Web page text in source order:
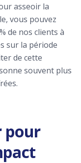
asseoir la
vous pouvez
de nos clients à
sur la période
de cette
souvent plus
pour